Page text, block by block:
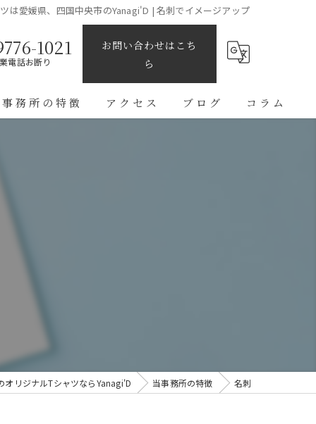
は愛媛県、四国中央市のYanagi'D | 名刺でイメージアップ
1021
電話お断り
お問い合わせはこち
ら
務所の特徴 アクセス ブログ コラム
オリジナルTシャツならYanagi'D 当事務所の特徴 名刺